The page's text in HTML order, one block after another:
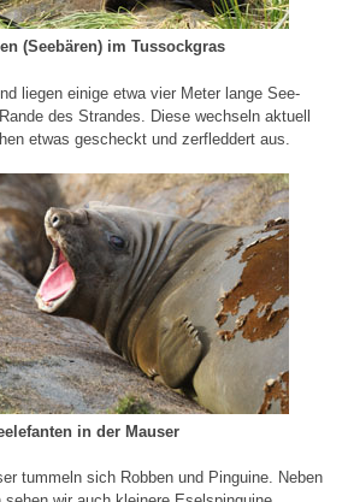
(Seebären) im Tussockgras
liegen einige etwa vier Meter lange See-
des Strandes. Diese wechseln aktuell
etwas gescheckt und zerfleddert aus.
in der Mauser
tummeln sich Robben und Pinguine. Neben